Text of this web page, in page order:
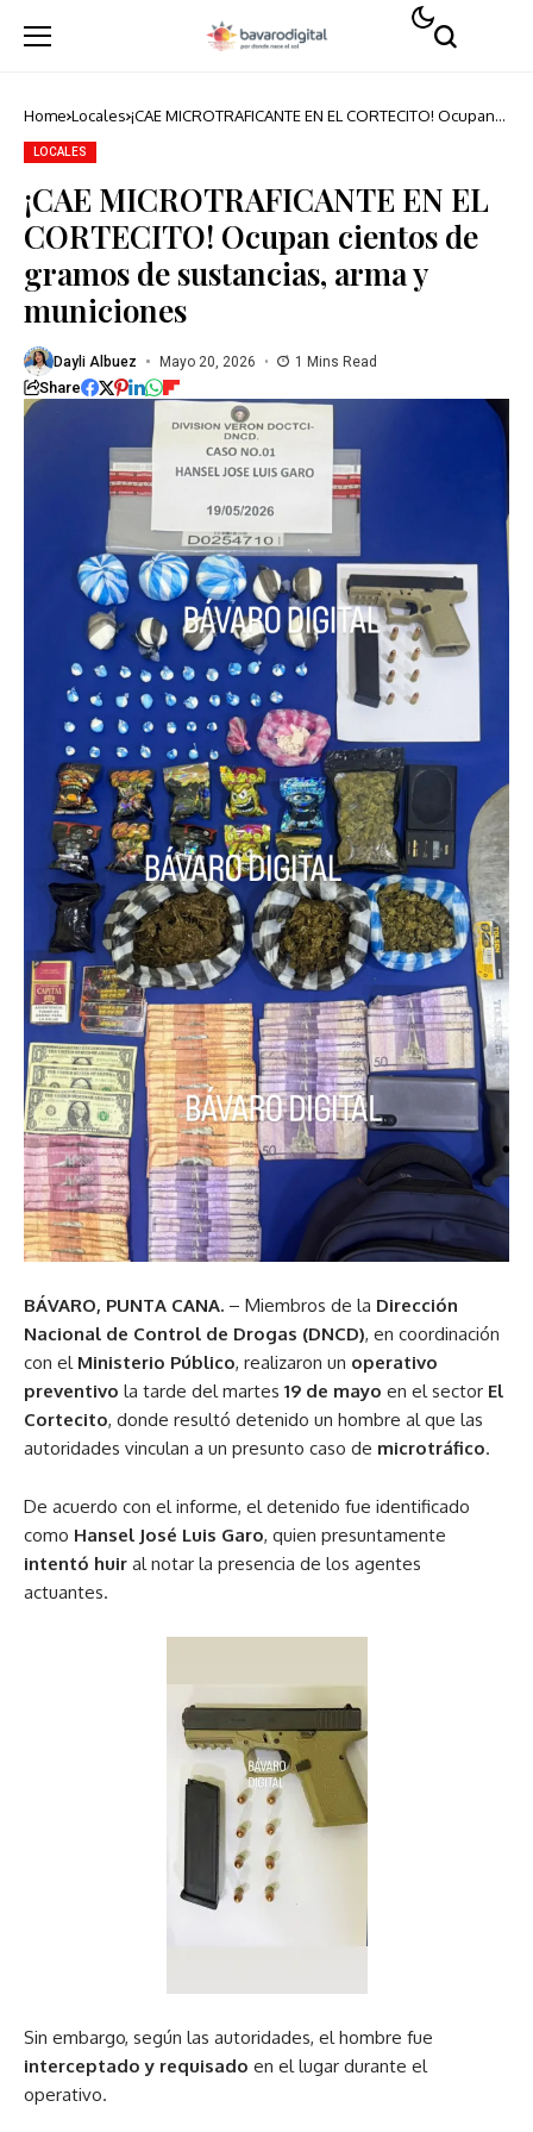
Home Locales ¡CAE MICROTRAFICANTE EN EL CORTECITO! Ocupan
LOCALES
¡CAE MICROTRAFICANTE EN EL
CORTECITO! Ocupan cientos de
gramos de sustancias, arma y
municiones
Dayli Albuez Mayo 20, 2026 1 Mins Read
Share
BÁVARO, PUNTA CANA. – Miembros de la Dirección
Nacional de Control de Drogas (DNCD), en coordinación
con el Ministerio Público, realizaron un operativo
preventivo la tarde del martes 19 de mayo en el sector El
Cortecito, donde resultó detenido un hombre al que las
autoridades vinculan a un presunto caso de microtráfico.
De acuerdo con el informe, el detenido fue identificado
como Hansel José Luis Garo, quien presuntamente
intentó huir al notar la presencia de los agentes
actuantes.
Sin embargo, según las autoridades, el hombre fue
interceptado y requisado en el lugar durante el
operativo.